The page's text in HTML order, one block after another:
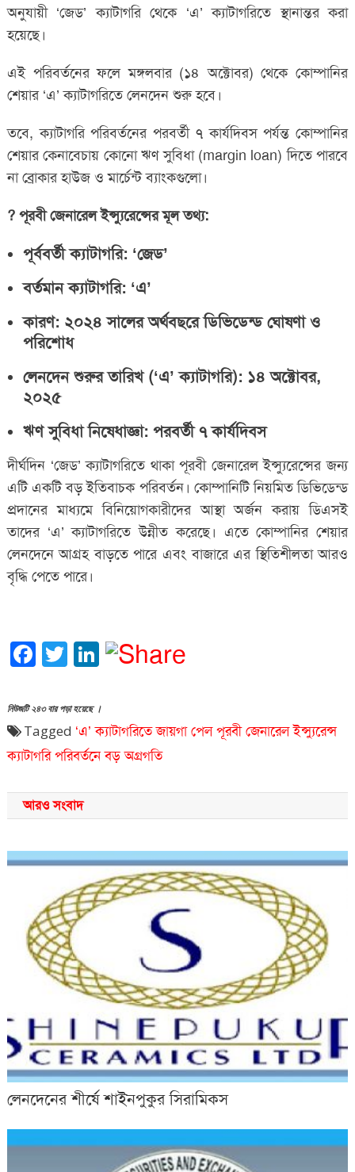
অনুযায়ী ‘জেড’ ক্যাটাগরি থেকে ‘এ’ ক্যাটাগরিতে স্থানান্তর করা
হয়েছে।
এই পরিবর্তনের ফলে মঙ্গলবার (১৪ অক্টোবর) থেকে কোম্পানির
শেয়ার ‘এ’ ক্যাটাগরিতে লেনদেন শুরু হবে।
তবে, ক্যাটাগরি পরিবর্তনের পরবর্তী ৭ কার্যদিবস পর্যন্ত কোম্পানির
শেয়ার কেনাবেচায় কোনো ঋণ সুবিধা (margin loan) দিতে পারবে
না ব্রোকার হাউজ ও মার্চেন্ট ব্যাংকগুলো।
? পূরবী জেনারেল ইন্স্যুরেন্সের মূল তথ্য:
পূর্ববর্তী ক্যাটাগরি: ‘জেড’
বর্তমান ক্যাটাগরি: ‘এ’
কারণ: ২০২৪ সালের অর্থবছরে ডিভিডেন্ড ঘোষণা ও
পরিশোধ
লেনদেন শুরুর তারিখ (‘এ’ ক্যাটাগরি): ১৪ অক্টোবর,
২০২৫
ঋণ সুবিধা নিষেধাজ্ঞা: পরবর্তী ৭ কার্যদিবস
দীর্ঘদিন ‘জেড’ ক্যাটাগরিতে থাকা পূরবী জেনারেল ইন্স্যুরেন্সের জন্য
এটি একটি বড় ইতিবাচক পরিবর্তন। কোম্পানিটি নিয়মিত ডিভিডেন্ড
প্রদানের মাধ্যমে বিনিয়োগকারীদের আস্থা অর্জন করায় ডিএসই
তাদের ‘এ’ ক্যাটাগরিতে উন্নীত করেছে। এতে কোম্পানির শেয়ার
লেনদেনে আগ্রহ বাড়তে পারে এবং বাজারে এর স্থিতিশীলতা আরও
বৃদ্ধি পেতে পারে।
Facebook
Twitter
LinkedIn
নিউজটি ২৪৩ বার পড়া হয়েছে ।
Tagged ‘এ’ ক্যাটাগরিতে জায়গা পেল পূরবী জেনারেল ইন্স্যুরেন্স
ক্যাটাগরি পরিবর্তনে বড় অগ্রগতি
আরও সংবাদ
লেনদেনের শীর্ষে শাইনপুকুর সিরামিকস